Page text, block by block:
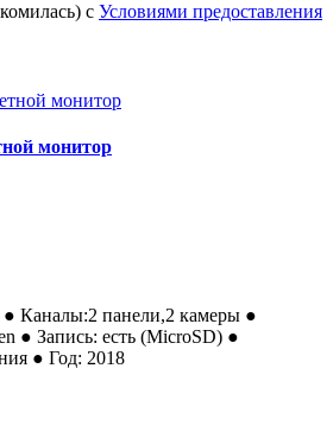
с Условиями предоставления
монитор
Каналы:2 панели,2 камеры ●
● Запись: есть (MicroSD) ●
● Год: 2018